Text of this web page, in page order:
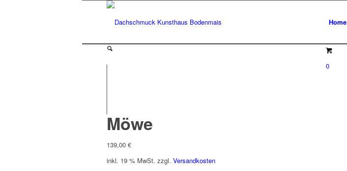
Home
0
Möwe
139,00 €
inkl. 19 % MwSt. zzgl. Versandkosten